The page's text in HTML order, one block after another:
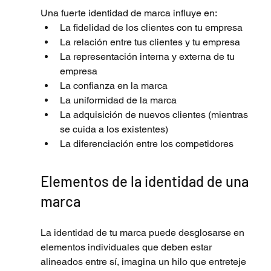
Una fuerte identidad de marca influye en:
La fidelidad de los clientes con tu empresa
La relación entre tus clientes y tu empresa
La representación interna y externa de tu
empresa
La confianza en la marca
La uniformidad de la marca
La adquisición de nuevos clientes (mientras
se cuida a los existentes)
La diferenciación entre los competidores
Elementos de la identidad de una
marca
La identidad de tu marca puede desglosarse en
elementos individuales que deben estar
alineados entre sí, imagina un hilo que entreteje